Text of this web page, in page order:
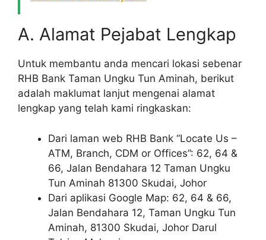
A. Alamat Pejabat Lengkap
Untuk membantu anda mencari lokasi sebenar
RHB Bank Taman Ungku Tun Aminah, berikut
adalah maklumat lanjut mengenai alamat
lengkap yang telah kami ringkaskan:
Dari laman web RHB Bank “Locate Us –
ATM, Branch, CDM or Offices”: 62, 64 &
66, Jalan Bendahara 12 Taman Ungku
Tun Aminah 81300 Skudai, Johor
Dari aplikasi Google Map: 62, 64 & 66,
Jalan Bendahara 12, Taman Ungku Tun
Aminah, 81300 Skudai, Johor Darul